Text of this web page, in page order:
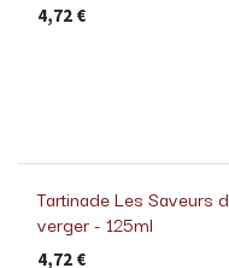
4,72 €
Nouveau!
Tartinade Les Saveurs
verger - 125ml
4,72 €